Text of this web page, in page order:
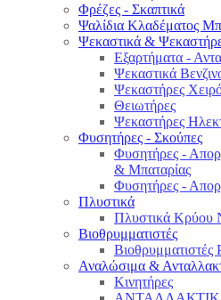
Φρέζες - Σκαπτικά
Ψαλίδια Κλαδέματος
Ψεκαστικά &
Εξαρτήματα -
Ψεκαστικά
Ψεκαστήρες
Θειωτήρες
Ψεκαστήρες
Φυσητήρες - Σκούπες
Φυσητήρες -
& Μπαταρίας
Φυσητήρες -
Πλυστικά
Πλυστικά Κρύου
Βιοθρυμματιστές
Βιοθρυμματιστές
Αναλώσιμα &
Κινητήρες